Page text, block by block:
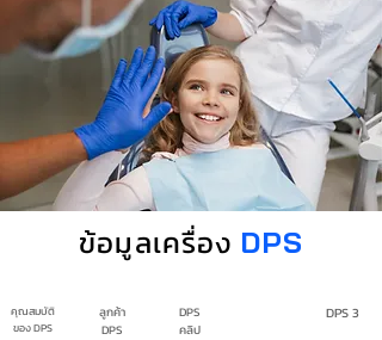
ข้อมูลเครื่อง DPS
คุณสมบัติ
ของ DPS
ลูกค้า
DPS
DPS
คลิป
DPS 3